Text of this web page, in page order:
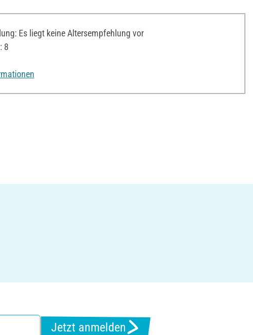
Es liegt keine Altersempfehlung vor
8
Jetzt anmelden